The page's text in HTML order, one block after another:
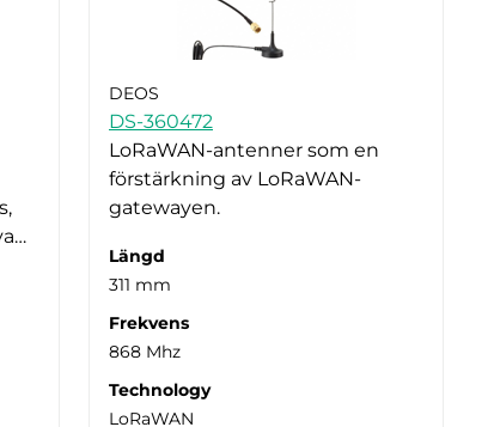
DEOS
DS-360472
LoRaWAN-antenner som en
förstärkning av LoRaWAN-
gatewayen.
Längd
311 mm
Frekvens
868 Mhz
Technology
LoRaWAN